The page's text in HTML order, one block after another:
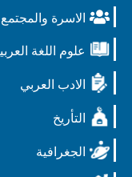
الاسرة والمجتمع
علوم اللغة
الادب العربي
التأريخ
الجغرافية